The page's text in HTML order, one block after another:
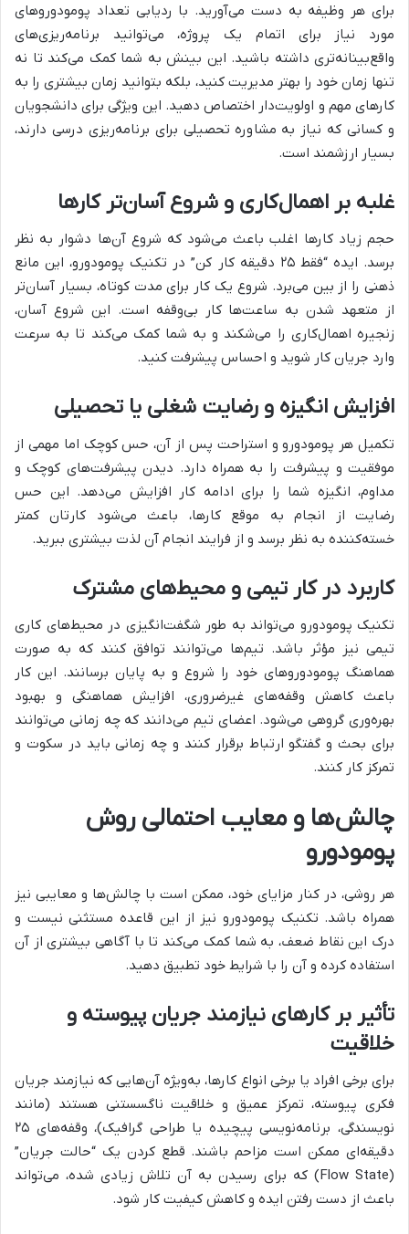
برای هر وظیفه به دست می‌آورید. با ردیابی تعداد پومودوروهای
مورد نیاز برای اتمام یک پروژه، می‌توانید برنامه‌ریزی‌های
واقع‌بینانه‌تری داشته باشید. این بینش به شما کمک می‌کند تا نه
تنها زمان خود را بهتر مدیریت کنید، بلکه بتوانید زمان بیشتری را به
کارهای مهم و اولویت‌دار اختصاص دهید. این ویژگی برای دانشجویان
و کسانی که نیاز به مشاوره تحصیلی برای برنامه‌ریزی درسی دارند،
بسیار ارزشمند است.
غلبه بر اهمال‌کاری و شروع آسان‌تر کارها
حجم زیاد کارها اغلب باعث می‌شود که شروع آن‌ها دشوار به نظر
برسد. ایده “فقط ۲۵ دقیقه کار کن” در تکنیک پومودورو، این مانع
ذهنی را از بین می‌برد. شروع یک کار برای مدت کوتاه، بسیار آسان‌تر
از متعهد شدن به ساعت‌ها کار بی‌وقفه است. این شروع آسان،
زنجیره اهمال‌کاری را می‌شکند و به شما کمک می‌کند تا به سرعت
وارد جریان کار شوید و احساس پیشرفت کنید.
افزایش انگیزه و رضایت شغلی یا تحصیلی
تکمیل هر پومودورو و استراحت پس از آن، حس کوچک اما مهمی از
موفقیت و پیشرفت را به همراه دارد. دیدن پیشرفت‌های کوچک و
مداوم، انگیزه شما را برای ادامه کار افزایش می‌دهد. این حس
رضایت از انجام به موقع کارها، باعث می‌شود کارتان کمتر
خسته‌کننده به نظر برسد و از فرایند انجام آن لذت بیشتری ببرید.
کاربرد در کار تیمی و محیط‌های مشترک
تکنیک پومودورو می‌تواند به طور شگفت‌انگیزی در محیط‌های کاری
تیمی نیز مؤثر باشد. تیم‌ها می‌توانند توافق کنند که به صورت
هماهنگ پومودوروهای خود را شروع و به پایان برسانند. این کار
باعث کاهش وقفه‌های غیرضروری، افزایش هماهنگی و بهبود
بهره‌وری گروهی می‌شود. اعضای تیم می‌دانند که چه زمانی می‌توانند
برای بحث و گفتگو ارتباط برقرار کنند و چه زمانی باید در سکوت و
تمرکز کار کنند.
چالش‌ها و معایب احتمالی روش
پومودورو
هر روشی، در کنار مزایای خود، ممکن است با چالش‌ها و معایبی نیز
همراه باشد. تکنیک پومودورو نیز از این قاعده مستثنی نیست و
درک این نقاط ضعف، به شما کمک می‌کند تا با آگاهی بیشتری از آن
استفاده کرده و آن را با شرایط خود تطبیق دهید.
تأثیر بر کارهای نیازمند جریان پیوسته و
خلاقیت
برای برخی افراد یا برخی انواع کارها، به‌ویژه آن‌هایی که نیازمند جریان
فکری پیوسته، تمرکز عمیق و خلاقیت ناگسستنی هستند (مانند
نویسندگی، برنامه‌نویسی پیچیده یا طراحی گرافیک)، وقفه‌های ۲۵
دقیقه‌ای ممکن است مزاحم باشند. قطع کردن یک “حالت جریان”
(Flow State) که برای رسیدن به آن تلاش زیادی شده، می‌تواند
باعث از دست رفتن ایده و کاهش کیفیت کار شود.